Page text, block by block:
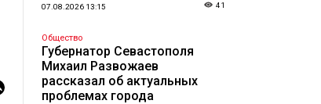
07.08.2026 13:15 41
Общество
Губернатор Севастополя
Михаил Развожаев
рассказал об актуальных
проблемах города